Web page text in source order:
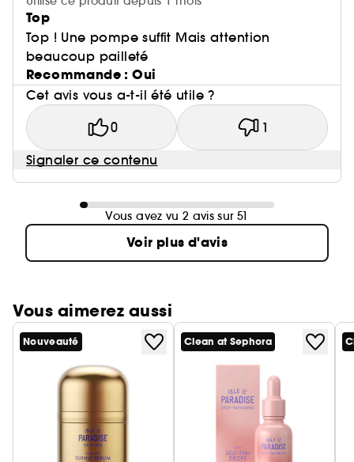
Top
Top ! Une pompe suffit Mais attention
beaucoup pailleté
Recommande : Oui
Cet avis vous a-t-il été utile ?
0 1
Signaler ce contenu
Vous avez vu 2 avis sur 51
Voir plus d'avis
Vous aimerez aussi
Nouveauté Clean at Sephora